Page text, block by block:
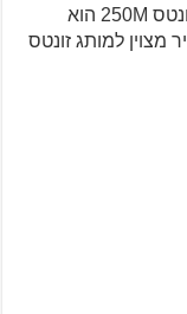
– הוא עדיין ייתן תמורה מצוינת למחיר. הזונטס 250M הוא
מצוין למותג זונטס